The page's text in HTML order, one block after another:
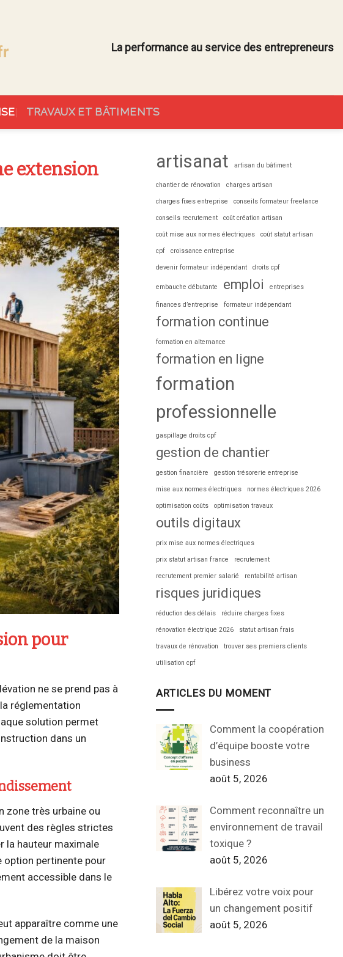
La performance au service des entrepreneurs
TRAVAUX ET BÂTIMENTS
extension
pour
ne se prend pas à
réglementation
solution permet
dans un
zone très urbaine ou
des règles strictes
la hauteur maximale
option pertinente pour
accessible dans le
apparaître comme une
de la maison
artisanat artisan du bâtiment
chantier de rénovation charges artisan
charges fixes entreprise conseils formateur freelance
conseils recrutement coût création artisan
coût mise aux normes électriques coût statut artisan
cpf croissance entreprise
devenir formateur indépendant droits cpf
embauche débutante emploi entreprises
finances d’entreprise formateur indépendant
formation continue
formation en alternance
formation en ligne
formation
professionnelle
gaspillage droits cpf
gestion de chantier
gestion financière gestion trésorerie entreprise
mise aux normes électriques normes électriques 2026
optimisation coûts optimisation travaux
outils digitaux
prix mise aux normes électriques
prix statut artisan france recrutement
recrutement premier salarié rentabilité artisan
risques juridiques
réduction des délais réduire charges fixes
rénovation électrique 2026 statut artisan frais
travaux de rénovation trouver ses premiers clients
utilisation cpf
ARTICLES DU MOMENT
Comment la coopération
d’équipe booste votre
business
août 5, 2026
Comment reconnaître un
environnement de travail
toxique ?
août 5, 2026
Libérez votre voix pour
un changement positif
août 5, 2026